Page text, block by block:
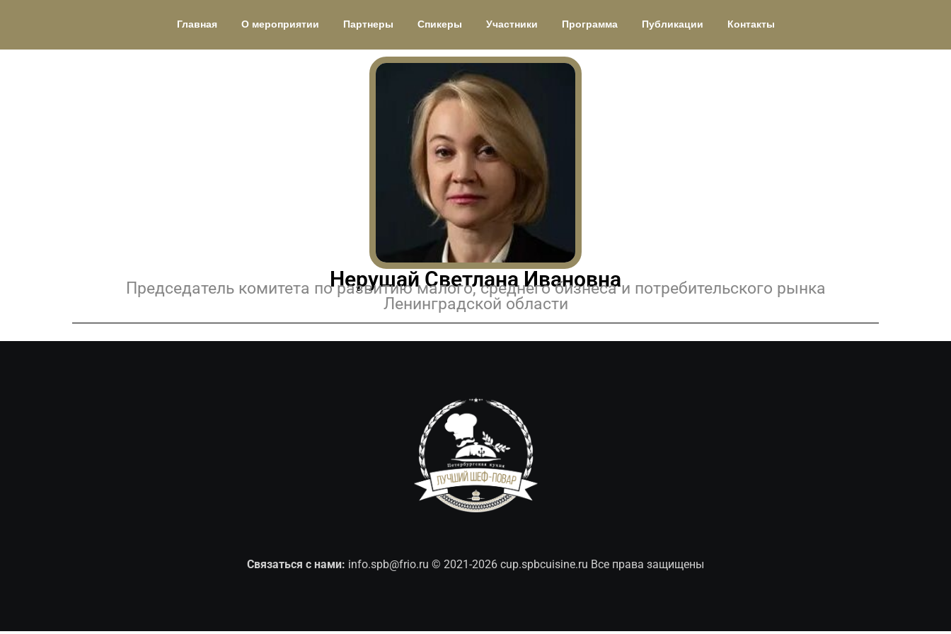
Главная О мероприятии Партнеры Спикеры Участники Программа Публикации Контакты
Нерушай Светлана Ивановна
Председатель комитета по развитию малого, среднего бизнеса и потребительского рынка
Ленинградской области
Связаться с нами: info.spb@frio.ru © 2021-2026 cup.spbcuisine.ru Все права защищены